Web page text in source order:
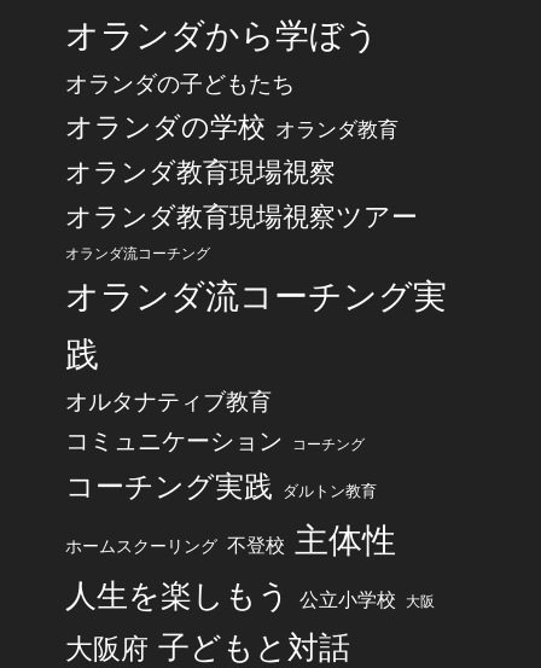
オランダから学ぼう
オランダの子どもたち
オランダの学校 オランダ教育
オランダ教育現場視察
オランダ教育現場視察ツアー
オランダ流コーチング
オランダ流コーチング実
践
オルタナティブ教育
コミュニケーション コーチング
コーチング実践 ダルトン教育
ホームスクーリング 不登校 主体性
人生を楽しもう 公立小学校 大阪
大阪府 子どもと対話